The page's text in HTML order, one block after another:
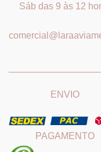
Sáb das 9 às 12
ENVIO
PAGAMENTO